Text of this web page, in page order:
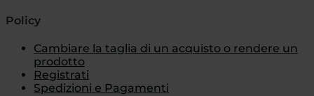
Policy
Cambiare la taglia di un acquisto o rendere un
prodotto
Registrati
Spedizioni e Pagamenti